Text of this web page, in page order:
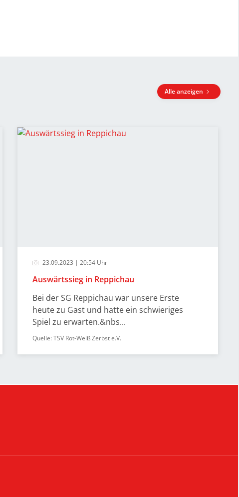
Alle anzeigen
23.09.2023 | 20:54 Uhr
Auswärtssieg in Reppichau
Bei der SG Reppichau war unsere Erste
heute zu Gast und hatte ein schwieriges
Spiel zu erwarten.&nbs...
Quelle: TSV Rot-Weiß Zerbst e.V.